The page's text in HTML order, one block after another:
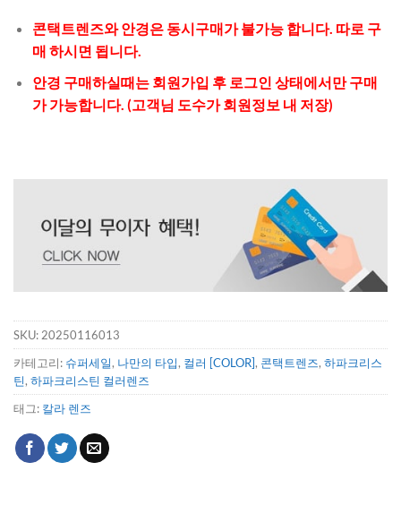
콘택트렌즈와 안경은 동시구매가 불가능 합니다. 따로 구
매 하시면 됩니다.
안경 구매하실때는 회원가입 후 로그인 상태에서만 구매
가 가능합니다. (고객님 도수가 회원정보 내 저장)
SKU: 20250116013
카테고리: 슈퍼세일, 나만의 타입, 컬러 [COLOR], 콘택트렌즈, 하파크리스
틴, 하파크리스틴 컬러렌즈
태그: 칼라 렌즈